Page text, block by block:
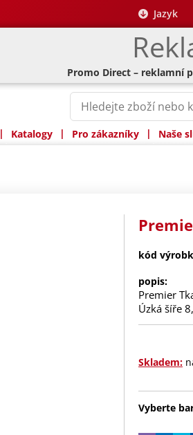
Jazyk
Promo Direct – reklamní
| Katalogy | Pro zákazníky | Naše
kód
popis:
Premier
Úzká šíře
Skladem:
Vyberte